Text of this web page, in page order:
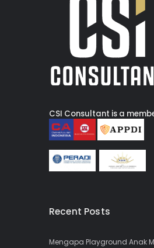
CSI Consultant is a
Recent Posts
Mengapa Playground Anak